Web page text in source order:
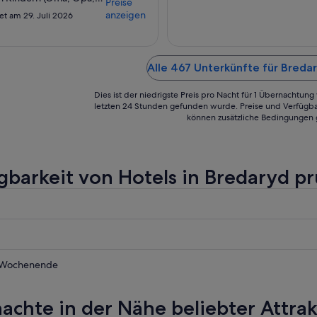
mit Schwiegersohn
sehr gepflegt und auch
am 29. Juli 2026
anzeigen
Alle 467 Unterkünfte für
Dies ist der niedrigste Preis pro Nacht für 1
letzten 24 Stunden gefunden wurde. Preise und
können zusätzliche Bedingungen
von Hotels in Bredaryd
in der Nähe beliebter